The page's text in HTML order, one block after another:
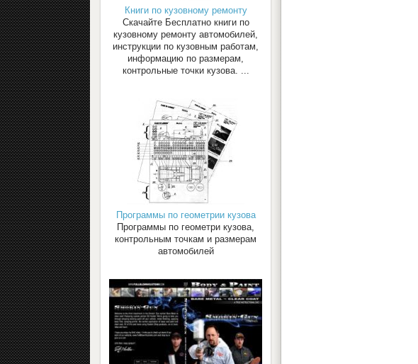
Книги по кузовному ремонту
Скачайте Бесплатно книги по
кузовному ремонту автомобилей,
инструкции по кузовным работам,
информацию по размерам,
контрольные точки кузова. ...
Программы по геометрии кузова
Программы по геометри кузова,
контрольным точкам и размерам
автомобилей